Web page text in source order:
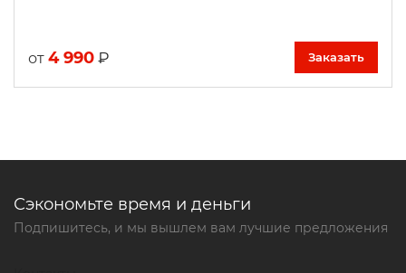
от 4 990 ₽ Заказать
Сэкономьте время и деньги
Подпишитесь, и мы вышлем вам лучшие предложения